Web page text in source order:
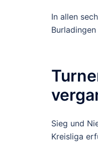
In allen
Sieg und
Kreisliga